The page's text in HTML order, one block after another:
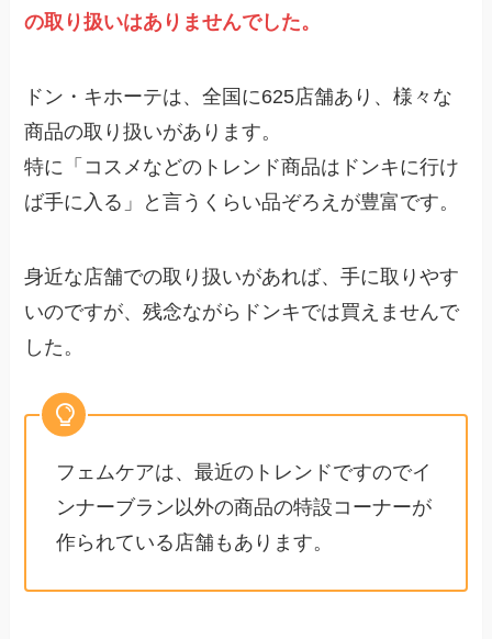
の取り扱いはありませんでした。
ドン・キホーテは、全国に625店舗あり、様々な
商品の取り扱いがあります。
特に「コスメなどのトレンド商品はドンキに行け
ば手に入る」と言うくらい品ぞろえが豊富です。
身近な店舗での取り扱いがあれば、手に取りやす
いのですが、残念ながらドンキでは買えませんで
した。
フェムケアは、最近のトレンドですのでイ
ンナーブラン以外の商品の特設コーナーが
作られている店舗もあります。